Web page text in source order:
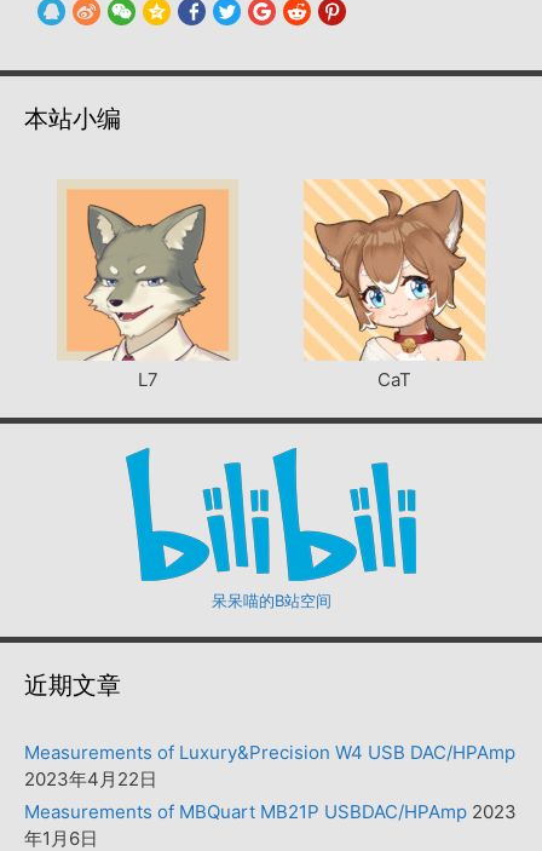
本站小编
L7 CaT
呆呆喵的B站空间
近期文章
Measurements of Luxury&Precision W4 USB DAC/HPAmp
2023年4月22日
Measurements of MBQuart MB21P USBDAC/HPAmp 2023
年1月6日